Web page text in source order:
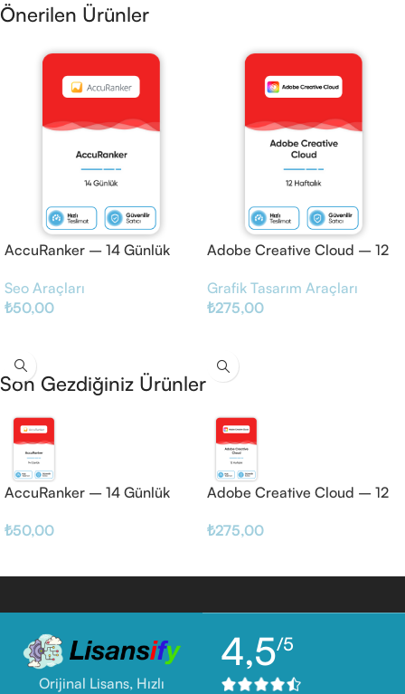
Önerilen Ürünler
AccuRanker – 14 Günlük
Seo Araçları
₺50,00
Adobe Creative Cloud – 12
Grafik Tasarım Araçları
₺275,00
Son Gezdiğiniz Ürünler
AccuRanker – 14 Günlük
₺50,00
Adobe Creative Cloud – 12
₺275,00
Orijinal Lisans, Hızlı
4,5/5